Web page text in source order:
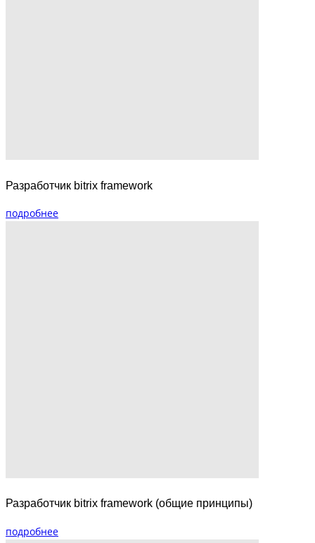
Разработчик bitrix framework
подробнее
Разработчик bitrix framework (общие принципы)
подробнее